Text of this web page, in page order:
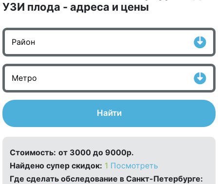
УЗИ плода - адреса и цены
Найти
Стоимость: от 3000 до 9000р.
Найдено cупер скидок: 1 Посмотреть
Где сделать обследование в Санкт-Петербурге: